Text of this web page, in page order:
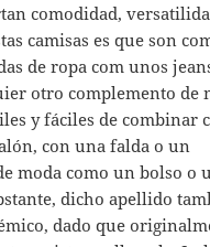
comodidad,
camisas es que son
de ropa com unos
otro complemento de
y fáciles de combinar
con una falda o un
moda como un bolso o
dicho apellido
dado que